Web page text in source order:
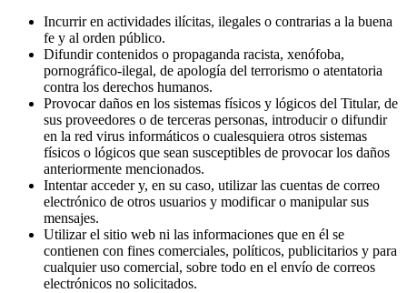
Incurrir en actividades ilícitas, ilegales o contrarias a la buena
fe y al orden público.
Difundir contenidos o propaganda racista, xenófoba,
pornográfico-ilegal, de apología del terrorismo o atentatoria
contra los derechos humanos.
Provocar daños en los sistemas físicos y lógicos del Titular, de
sus proveedores o de terceras personas, introducir o difundir
en la red virus informáticos o cualesquiera otros sistemas
físicos o lógicos que sean susceptibles de provocar los daños
anteriormente mencionados.
Intentar acceder y, en su caso, utilizar las cuentas de correo
electrónico de otros usuarios y modificar o manipular sus
mensajes.
Utilizar el sitio web ni las informaciones que en él se
contienen con fines comerciales, políticos, publicitarios y para
cualquier uso comercial, sobre todo en el envío de correos
electrónicos no solicitados.